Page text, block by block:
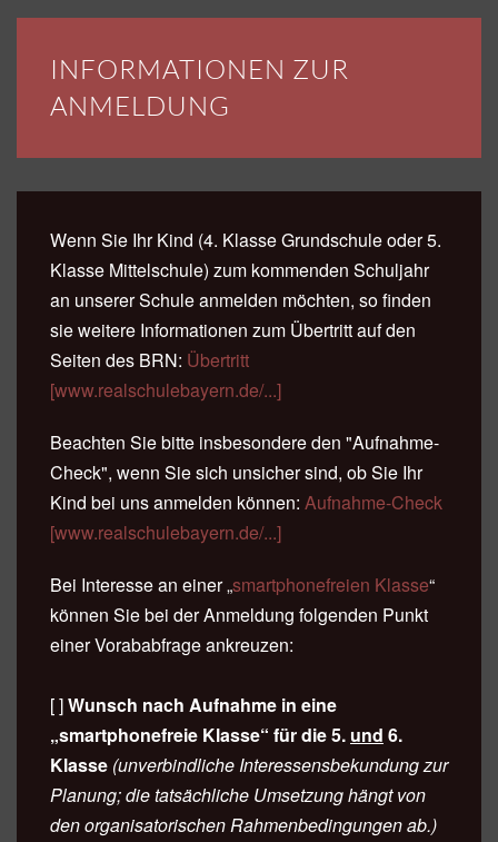
INFORMATIONEN ZUR
ANMELDUNG
Wenn Sie Ihr Kind (4. Klasse Grundschule oder 5.
Klasse Mittelschule) zum kommenden Schuljahr
an unserer Schule anmelden möchten, so finden
sie weitere Informationen zum Übertritt auf den
Seiten des BRN: Übertritt
[www.realschulebayern.de/...]
Beachten Sie bitte insbesondere den "Aufnahme-
Check", wenn Sie sich unsicher sind, ob Sie Ihr
Kind bei uns anmelden können: Aufnahme-Check
[www.realschulebayern.de/...]
Bei Interesse an einer„smartphonefreien Klasse“
können Sie bei der Anmeldung folgenden Punkt
einer Vorababfrage ankreuzen:
[ ]Wunsch nach Aufnahme in eine
„smartphonefreie Klasse“ für die 5. und 6.
Klasse (unverbindliche Interessensbekundung zur
Planung; die tatsächliche Umsetzung hängt von
den organisatorischen Rahmenbedingungen ab.)